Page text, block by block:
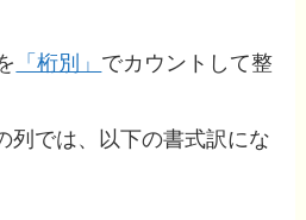
「桁別」 でカウントして整
列では、以下の書式訳にな